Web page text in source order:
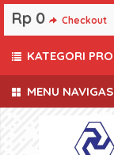
MENU
Rp 0 Checkout
KATEGORI